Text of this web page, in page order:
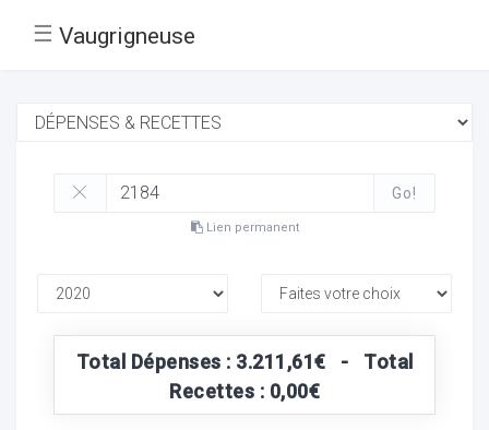
☰ Vaugrigneuse
Go!
Lien permanent
Total Dépenses : 3.211,61€ - Total
Recettes : 0,00€